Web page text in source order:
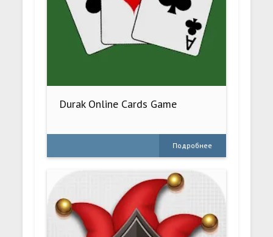
Durak Online Cards Game
Подробнее